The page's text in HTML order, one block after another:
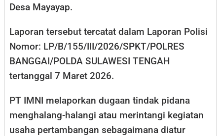
Desa Mayayap.
Laporan tersebut tercatat dalam Laporan Polisi
Nomor: LP/B/155/III/2026/SPKT/POLRES
BANGGAI/POLDA SULAWESI TENGAH
tertanggal 7 Maret 2026.
PT IMNI melaporkan dugaan tindak pidana
menghalang-halangi atau merintangi kegiatan
usaha pertambangan sebagaimana diatur